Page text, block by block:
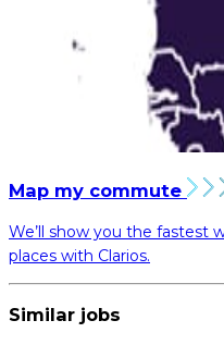
Map my commute
We’ll show you the fastest
places with Clarios.
Similar jobs